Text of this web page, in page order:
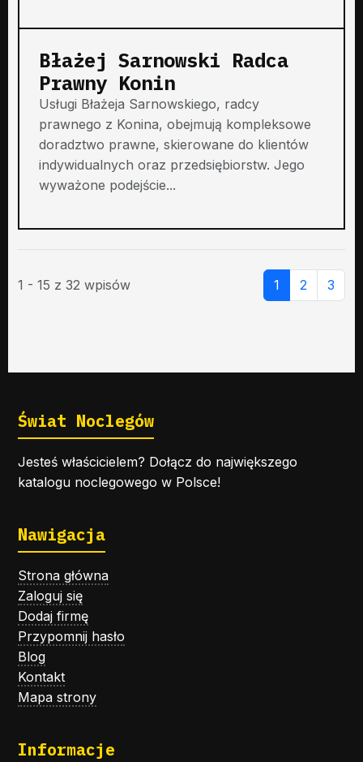
Błażej Sarnowski Radca
Prawny Konin
Usługi Błażeja Sarnowskiego, radcy
prawnego z Konina, obejmują kompleksowe
doradztwo prawne, skierowane do klientów
indywidualnych oraz przedsiębiorstw. Jego
wyważone podejście...
1 - 15 z 32 wpisów 1 2 3
Świat Noclegów
Jesteś właścicielem? Dołącz do największego
katalogu noclegowego w Polsce!
Nawigacja
Strona główna
Zaloguj się
Dodaj firmę
Przypomnij hasło
Blog
Kontakt
Mapa strony
Informacje